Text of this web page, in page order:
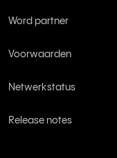
Word partner
Voorwaarden
Netwerkstatus
Release notes